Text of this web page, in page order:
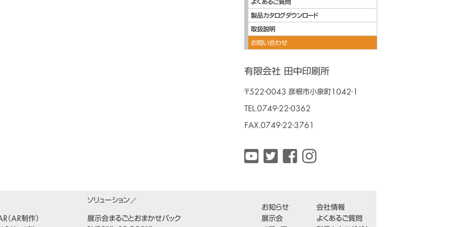
よくあるご質問
製品カタログダウンロード
取扱説明
お問い合わせ
有限会社 田中印刷所
〒522-0043 彦根市小泉町1042-1
TEL.0749-22-0362
FAX.0749-22-3761
（AR制作） 展示会まるごとおまかせパック
お知らせ
展示会
会社情報
よくあるご質問